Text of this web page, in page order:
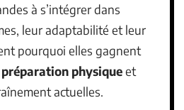
à s’intégrer dans
leur adaptabilité et leur
pourquoi elles gagnent
préparation physiqueet
actuelles.